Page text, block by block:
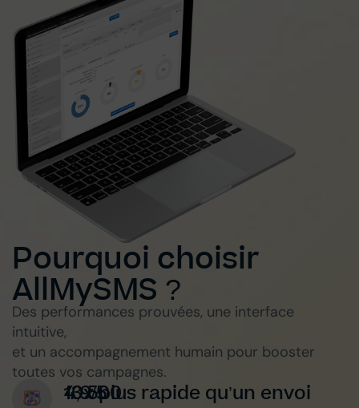
Pourquoi choisir
AllMySMS ?
Des performances prouvées, une interface
intuitive,
et un accompagnement humain pour booster
toutes vos campagnes.
13 500
4,9/5
10x plus rapide qu’un envoi